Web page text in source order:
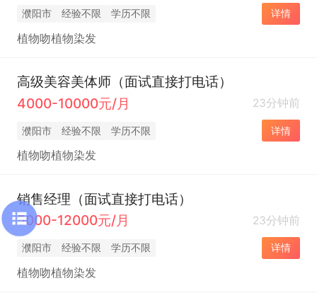
濮阳市 经验不限 学历不限 详情
植物吻植物染发
高级美容美体师（面试直接打电话）
4000-10000元/月
23分钟前
濮阳市 经验不限 学历不限 详情
植物吻植物染发
销售经理（面试直接打电话）
5000-12000元/月
23分钟前
濮阳市 经验不限 学历不限 详情
植物吻植物染发